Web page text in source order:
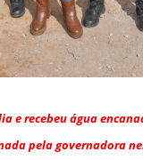
e recebeu água
pela governadora